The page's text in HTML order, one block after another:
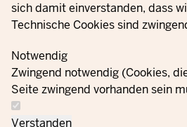
sich damit einverstanden, dass
Technische Cookies sind
Notwendig
Zwingend notwendig (Cookies,
Seite zwingend vorhanden sein
Verstanden
Bize
© 2021 - 2026 Ministerium für Kinder,